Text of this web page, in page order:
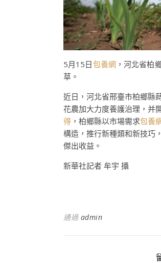
5月15日包養網 ，河北省柏
草。
近日，河北省邢臺市柏鄉縣
花農加大力度養護治理，并
得 ，柏鄉縣以市場需求包養
構造，推行新種類和新技巧
傑出收益。
新華社記者 牟宇 攝
通過 admin